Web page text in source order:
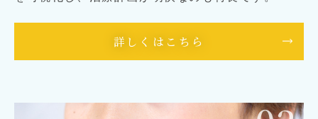
詳しくはこちら